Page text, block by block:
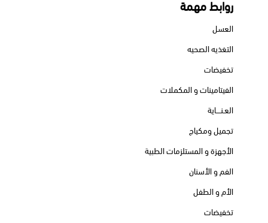
روابط مهمة
العسل
التغذيه الصحيه
تخفيضات
الفيتامينات و المكملات
العـنــــاية
تجميل ومكياج
الأجهزة و المستلزمات الطبية
الفم و الأسنان
الأم و الطفل
تخفيضات